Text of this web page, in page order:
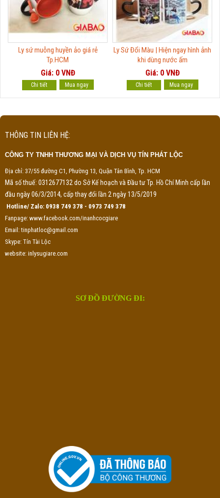
Ly sứ muỗng huyền ảo giá rẻ
Tp.HCM
Giá: 0 VNĐ
Chi tiết
Ly Sứ Đổi Màu | Hiện ngay hình ảnh
khi dùng nước ấm
Giá: 0 VNĐ
Chi tiết
THÔNG TIN LIÊN HỆ:
CÔNG TY TNHH THƯƠNG MẠI VÀ DỊCH VỤ TÍN PHÁT LỘC
Địa chỉ: 37/55 đường C1, Phường 13, Quận Tân Bình, Tp. HCM
Mã số thuế: 0312677132 do Sở Kế hoạch và Đầu tư Tp. Hồ Chí Minh cấp lần
đầu ngày 06/3/2014, cấp thay đổi lần 2 ngày 13/5/2019
Hotline/ Zalo: 0938 749 378 - 0973 749 378
Fanpage: www.facebook.com/inanhcocgiare
Email: tinphatloc@gmail.com
Skype: Tín Tài Lộc
website: inlysugiare.com
SƠ ĐỒ ĐƯỜNG ĐI: